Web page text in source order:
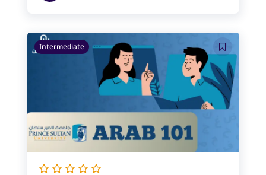
Intermediate